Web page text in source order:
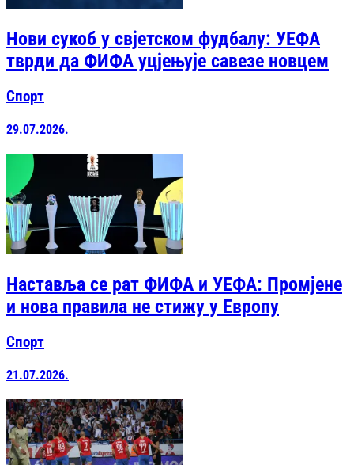
Нови сукоб у свјетском фудбалу: УЕФА
тврди да ФИФА уцјењује савезе новцем
Спорт
29.07.2026.
Наставља се рат ФИФА и УЕФА: Промјене
и нова правила не стижу у Европу
Спорт
21.07.2026.